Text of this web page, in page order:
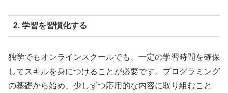
2. 学習を習慣化する
独学でもオンラインスクールでも、一定の学習時間を確保
してスキルを身につけることが必要です。プログラミング
の基礎から始め、少しずつ応用的な内容に取り組むこと